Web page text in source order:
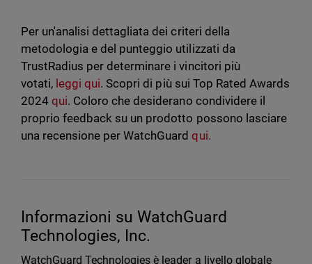
Per un'analisi dettagliata dei criteri della
metodologia e del punteggio utilizzati da
TrustRadius per determinare i vincitori più
votati, leggi qui. Scopri di più sui Top Rated Awards
2024qui. Coloro che desiderano condividere il
proprio feedback su un prodotto possono lasciare
una recensione per WatchGuardqui.
Informazioni su WatchGuard
Technologies, Inc.
WatchGuard Technologies è leader a livello globale